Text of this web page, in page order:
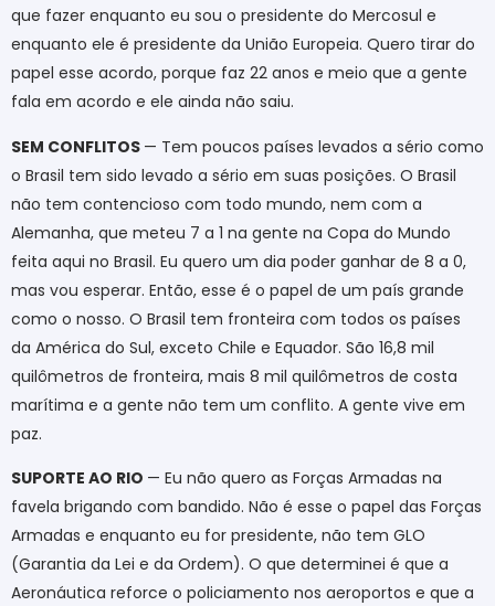
que fazer enquanto eu sou o presidente do Mercosul e
enquanto ele é presidente da União Europeia. Quero tirar do
papel esse acordo, porque faz 22 anos e meio que a gente
fala em acordo e ele ainda não saiu.
SEM CONFLITOS — Tem poucos países levados a sério como
o Brasil tem sido levado a sério em suas posições. O Brasil
não tem contencioso com todo mundo, nem com a
Alemanha, que meteu 7 a 1 na gente na Copa do Mundo
feita aqui no Brasil. Eu quero um dia poder ganhar de 8 a 0,
mas vou esperar. Então, esse é o papel de um país grande
como o nosso. O Brasil tem fronteira com todos os países
da América do Sul, exceto Chile e Equador. São 16,8 mil
quilômetros de fronteira, mais 8 mil quilômetros de costa
marítima e a gente não tem um conflito. A gente vive em
paz.
SUPORTE AO RIO — Eu não quero as Forças Armadas na
favela brigando com bandido. Não é esse o papel das Forças
Armadas e enquanto eu for presidente, não tem GLO
(Garantia da Lei e da Ordem). O que determinei é que a
Aeronáutica reforce o policiamento nos aeroportos e que a